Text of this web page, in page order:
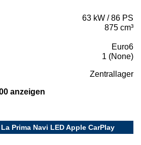
63 kW / 86 PS
875 cm³
Euro6
1 (None)
Zentrallager
anzeigen
Prima Navi LED Apple CarPlay